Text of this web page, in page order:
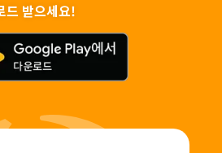
드 받으세요!